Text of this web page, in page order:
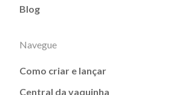
Blog
Navegue
Como criar e lançar
Central da vaquinha